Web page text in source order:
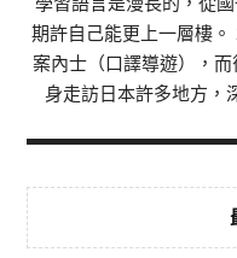
期許自己能更上一層樓
案內士（口譯導遊），
身走訪日本許多地方，